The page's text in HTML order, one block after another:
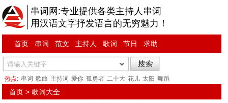
串词网:专业提供各类主持人串词
用汉语文字抒发语言的无穷魅力！
首页 串词 范文 主持人 歌词 节日 求助
热点: 串词 歌曲 主持词 爱你 孤勇者 二十大 花儿 太阳 舞蹈
首页 >歌词大全